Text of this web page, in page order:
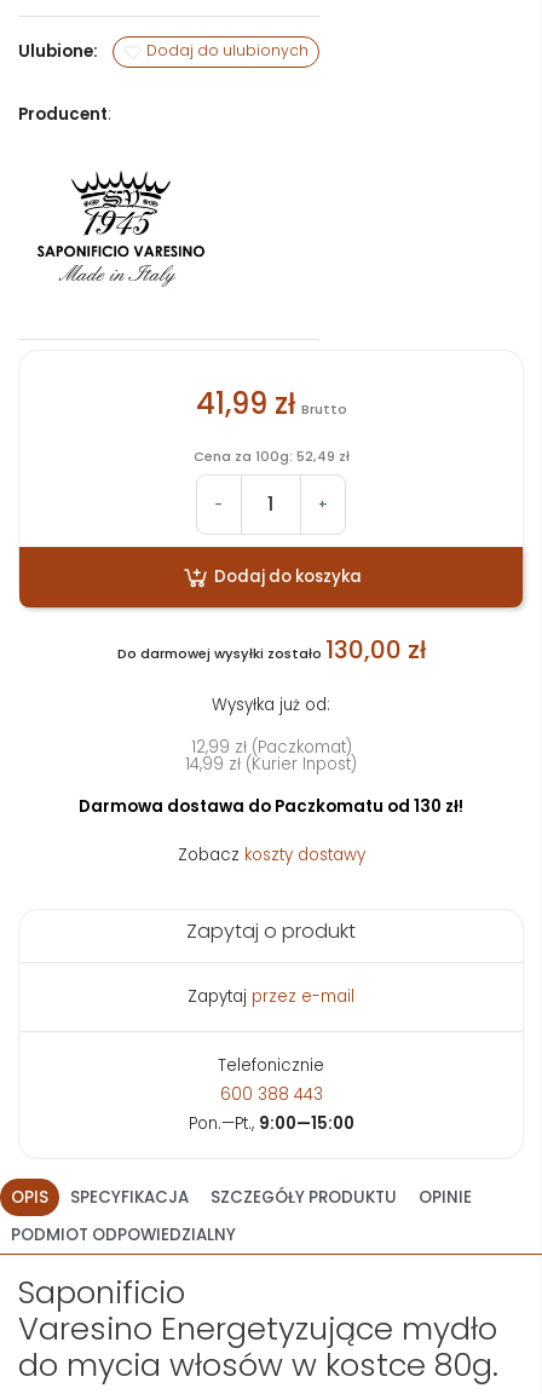
Ulubione: Dodaj do ulubionych
Producent:
41,99 zł Brutto
Cena za 100g: 52,49 zł
- +
Dodaj do koszyka
Do darmowej wysyłki zostało 130,00 zł
Wysyłka już od:
12,99 zł (Paczkomat)
14,99 zł (Kurier Inpost)
Darmowa dostawa do Paczkomatu od 130 zł!
Zobacz koszty dostawy
Zapytaj o produkt
Zapytaj przez e-mail
Telefonicznie
600 388 443
Pon.—Pt., 9:00—15:00
OPIS SPECYFIKACJA SZCZEGÓŁY PRODUKTU
OPINIE
PODMIOT ODPOWIEDZIALNY
Saponificio
Varesino Energetyzujące mydło
do mycia włosów w kostce 80g.